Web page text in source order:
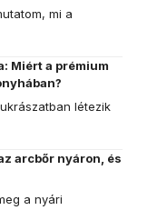
mi a
Miért a prémium
létezik
arcbőr nyáron, és
a nyári